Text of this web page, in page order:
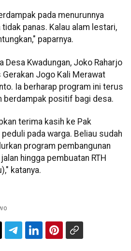
pada menurunnya
panas. Kalau alam lestari,
paparnya.
Desa Kwadungan, Joko Raharjo
Jogo Kali Merawat
Ia berharap program ini terus
berdampak positif bagi desa.
terima kasih ke Pak
pada warga. Beliau sudah
program pembangunan
hingga pembuatan RTH
katanya.